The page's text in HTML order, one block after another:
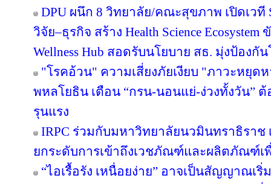
DPU ผนึก 8 วิทยาลัย/คณะสุขภาพ เปิดเวที
วิจัย–ธุรกิจ สร้าง Health Science
Wellness Hub สอดรับนโยบาย สธ. มุ่งป้องกั
"โรคอ้วน" ความเสี่ยงภัยเงียบ "ภาวะหยุ
พหลโยธิน เตือน “กรน-นอนแย่-ง่วงทั้งวัน”
รุนแรง
IRPC ร่วมกับมหาวิทยาลัยนวมินทราธิราช เ
ยกระดับการเข้าถึงเวชภัณฑ์และผลิตภัณฑ์เ
“ไอเรื้อรัง เหนื่อยง่าย” อาจเป็นสัญญาณเ